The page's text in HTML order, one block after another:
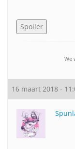
We
16 maart 2018 -